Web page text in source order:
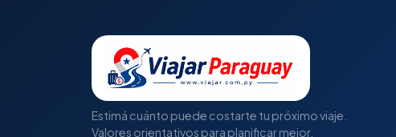
Estimá cuánto puede costarte tu próximo viaje.
Valores orientativos para planificar mejor.